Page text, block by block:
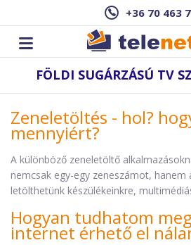
+36 70 463
FÖLDI SUGÁRZÁSÚ TV
Zeneletöltés - hol?
mennyiért?
A különböző zeneletöltő
nemcsak egy-egy zeneszámot, hanem
letölthetünk készülékeinkre,
Hogyan tudhatom
internet érhető el